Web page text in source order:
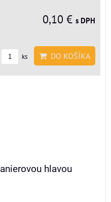
0,10 € s DPH
ks DO KOŠÍKA
hlavou